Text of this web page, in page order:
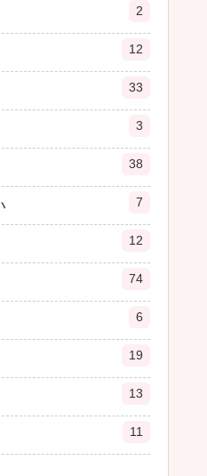
2
12
33
3
38
7
12
74
6
19
13
11